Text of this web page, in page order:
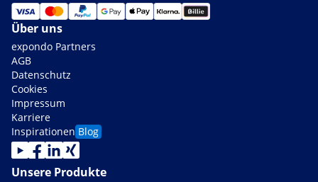
Über uns
expondo Partners
AGB
Datenschutz
Cookies
Impressum
Karriere
Inspirationen Blog
Unsere Produkte